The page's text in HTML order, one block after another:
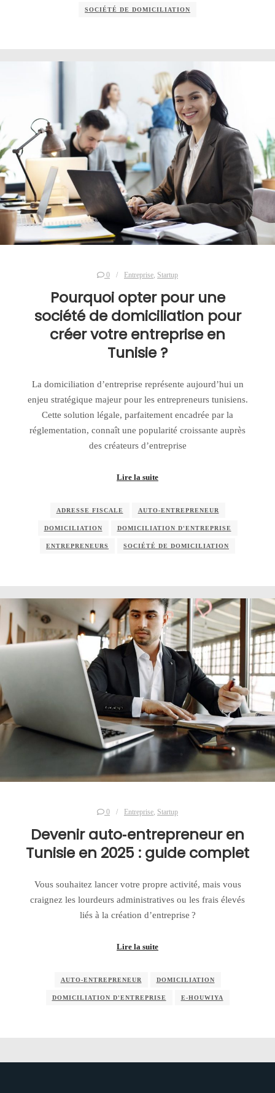
SOCIÉTÉ DE DOMICILIATION
0 Entreprise, Startup
Pourquoi opter pour une
société de domiciliation pour
créer votre entreprise en
Tunisie ?
La domiciliation d’entreprise représente aujourd’hui un
enjeu stratégique majeur pour les entrepreneurs tunisiens.
Cette solution légale, parfaitement encadrée par la
réglementation, connaît une popularité croissante auprès
des créateurs d’entreprise
Lire la suite
ADRESSE FISCALE AUTO‑ENTREPRENEUR
DOMICILIATION DOMICILIATION D'ENTREPRISE
ENTREPRENEURS SOCIÉTÉ DE DOMICILIATION
0 Entreprise, Startup
Devenir auto‑entrepreneur en
Tunisie en 2025 : guide complet
Vous souhaitez lancer votre propre activité, mais vous
craignez les lourdeurs administratives ou les frais élevés
liés à la création d’entreprise ?
Lire la suite
AUTO‑ENTREPRENEUR DOMICILIATION
DOMICILIATION D'ENTREPRISE E‑HOUWIYA